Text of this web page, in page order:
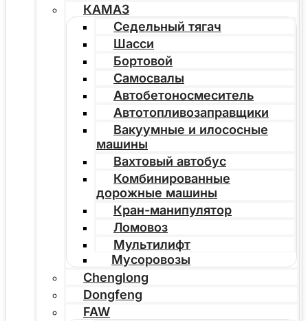
КАМАЗ
Седельный тягач
Шасси
Бортовой
Самосвалы
Автобетоносмеситель
Автотопливозаправщики
Вакуумные и илососные
машины
Вахтовый автобус
Комбинированные
дорожные машины
Кран-манипулятор
Ломовоз
Мультилифт
Мусоровозы
Chenglong
Dongfeng
FAW